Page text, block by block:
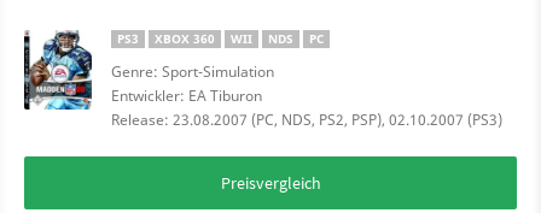
PS3 XBOX 360 WII NDS PC
Genre: Sport-Simulation
Entwickler: EA Tiburon
Release: 23.08.2007 (PC, NDS, PS2, PSP), 02.10.2007 (PS3)
Preisvergleich